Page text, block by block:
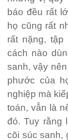
báo đều rất
họ cũng rất
rất nặng,
cách nào
sanh, vậy
phước của
nghiệp mà
toán, vẫn là
đó. Tuy rằng
cõi súc sanh,